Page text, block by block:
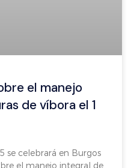
el manejo
de víbora el 1
se celebrará en Burgos
el manejo integral de